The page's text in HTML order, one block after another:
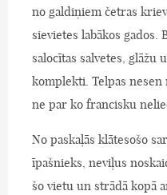
no galdiņiem četras
sievietes labākos gados.
salocītas salvetes, glāžu
komplekti. Telpas nesen
ne par ko francisku
No paskaļās klātesošo
īpašnieks, neviļus
šo vietu un strādā kopā